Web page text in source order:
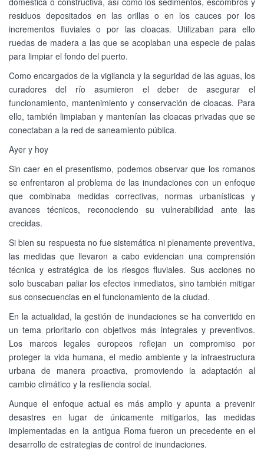
residuos depositados en las orillas o en los cauces por los
incrementos fluviales o por las cloacas. Utilizaban para ello
ruedas de madera a las que se acoplaban una especie de palas
para limpiar el fondo del puerto.
Como encargados de la vigilancia y la seguridad de las aguas, los
curadores del río asumieron el deber de asegurar el
funcionamiento, mantenimiento y conservación de cloacas. Para
ello, también limpiaban y mantenían las cloacas privadas que se
conectaban a la red de saneamiento pública.
Ayer y hoy
Sin caer en el presentismo, podemos observar que los romanos
se enfrentaron al problema de las inundaciones con un enfoque
que combinaba medidas correctivas, normas urbanísticas y
avances técnicos, reconociendo su vulnerabilidad ante las
crecidas.
Si bien su respuesta no fue sistemática ni plenamente preventiva,
las medidas que llevaron a cabo evidencian una comprensión
técnica y estratégica de los riesgos fluviales. Sus acciones no
solo buscaban paliar los efectos inmediatos, sino también mitigar
sus consecuencias en el funcionamiento de la ciudad.
En la actualidad, la gestión de inundaciones se ha convertido en
un tema prioritario con objetivos más integrales y preventivos.
Los marcos legales europeos reflejan un compromiso por
proteger la vida humana, el medio ambiente y la infraestructura
urbana de manera proactiva, promoviendo la adaptación al
cambio climático y la resiliencia social.
Aunque el enfoque actual es más amplio y apunta a prevenir
desastres en lugar de únicamente mitigarlos, las medidas
implementadas en la antigua Roma fueron un precedente en el
desarrollo de estrategias de control de inundaciones.